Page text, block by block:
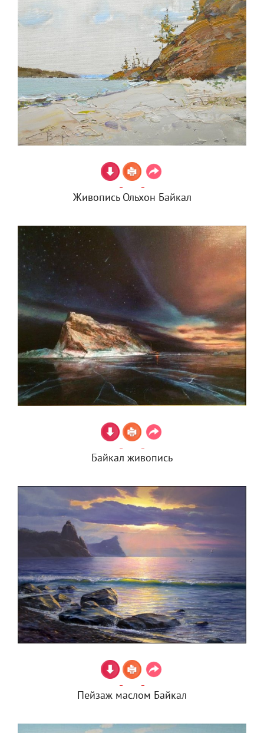
Живопись Ольхон Байкал
Байкал живопись
Пейзаж маслом Байкал